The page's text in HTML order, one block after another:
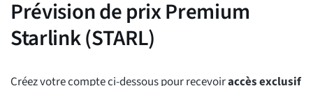
Prévision de prix Premium
Starlink (STARL)
Créez votre compte ci-dessous pour recevoiraccès exclusif